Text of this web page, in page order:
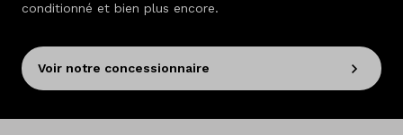
conditionné et bien plus encore.
Voir notre concessionnaire